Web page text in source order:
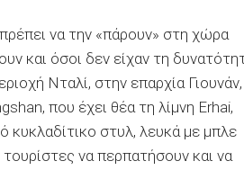
να την «πάρουν» στη χώρα
και όσοι δεν είχαν τη
Νταλί, στην επαρχία Γιουνάν,
που έχει θέα τη λίμνη Erhai,
κυκλαδίτικο στυλ, λευκά με μπλε
να περπατήσουν και να